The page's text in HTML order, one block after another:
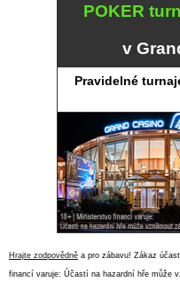
POKER
v
Pravidelné
Hrajte zodpovědně a pro zábavu! Zákaz
financí varuje: Účastí na hazardní hře může